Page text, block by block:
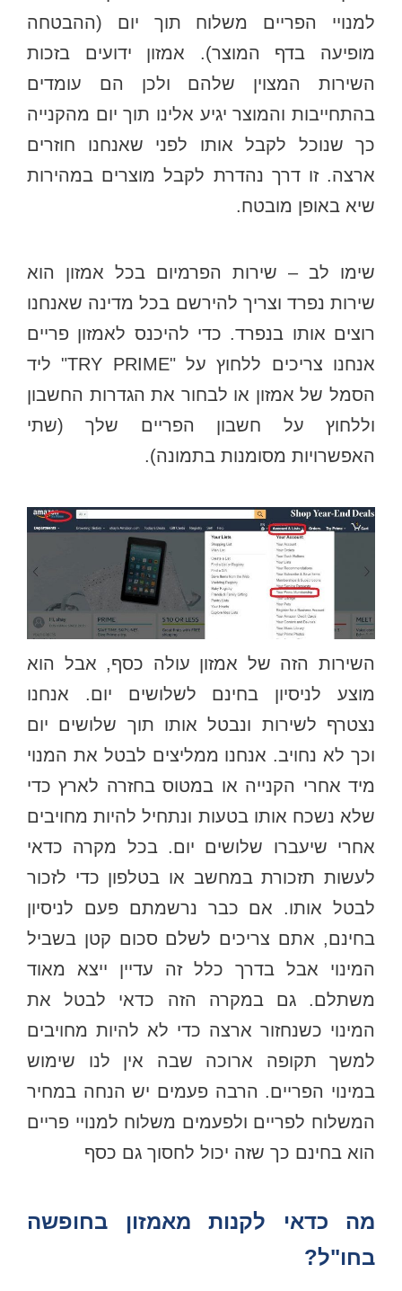
למנויי הפריים משלוח תוך יום (ההבטחה
מופיעה בדף המוצר). אמזון ידועים בזכות
השירות המצוין שלהם ולכן הם עומדים
בהתחייבות והמוצר יגיע אלינו תוך יום מהקנייה
כך שנוכל לקבל אותו לפני שאנחנו חוזרים
ארצה. זו דרך נהדרת לקבל מוצרים במהירות
שיא באופן מובטח.
שימו לב – שירות הפרמיום בכל אמזון הוא
שירות נפרד וצריך להירשם בכל מדינה שאנחנו
רוצים אותו בנפרד. כדי להיכנס לאמזון פריים
אנחנו צריכים ללחוץ על "TRY PRIME" ליד
הסמל של אמזון או לבחור את הגדרות החשבון
וללחוץ על חשבון הפריים שלך (שתי
האפשרויות מסומנות בתמונה).
השירות הזה של אמזון עולה כסף, אבל הוא
מוצע לניסיון בחינם לשלושים יום. אנחנו
נצטרף לשירות ונבטל אותו תוך שלושים יום
וכך לא נחויב. אנחנו ממליצים לבטל את המנוי
מיד אחרי הקנייה או במטוס בחזרה לארץ כדי
שלא נשכח אותו בטעות ונתחיל להיות מחויבים
אחרי שיעברו שלושים יום. בכל מקרה כדאי
לעשות תזכורת במחשב או בטלפון כדי לזכור
לבטל אותו. אם כבר נרשמתם פעם לניסיון
בחינם, אתם צריכים לשלם סכום קטן בשביל
המינוי אבל בדרך כלל זה עדיין ייצא מאוד
משתלם. גם במקרה הזה כדאי לבטל את
המינוי כשנחזור ארצה כדי לא להיות מחויבים
למשך תקופה ארוכה שבה אין לנו שימוש
במינוי הפריים. הרבה פעמים יש הנחה במחיר
המשלוח לפריים ולפעמים משלוח למנויי פריים
הוא בחינם כך שזה יכול לחסוך גם כסף
מה כדאי לקנות מאמזון בחופשה
בחו"ל?